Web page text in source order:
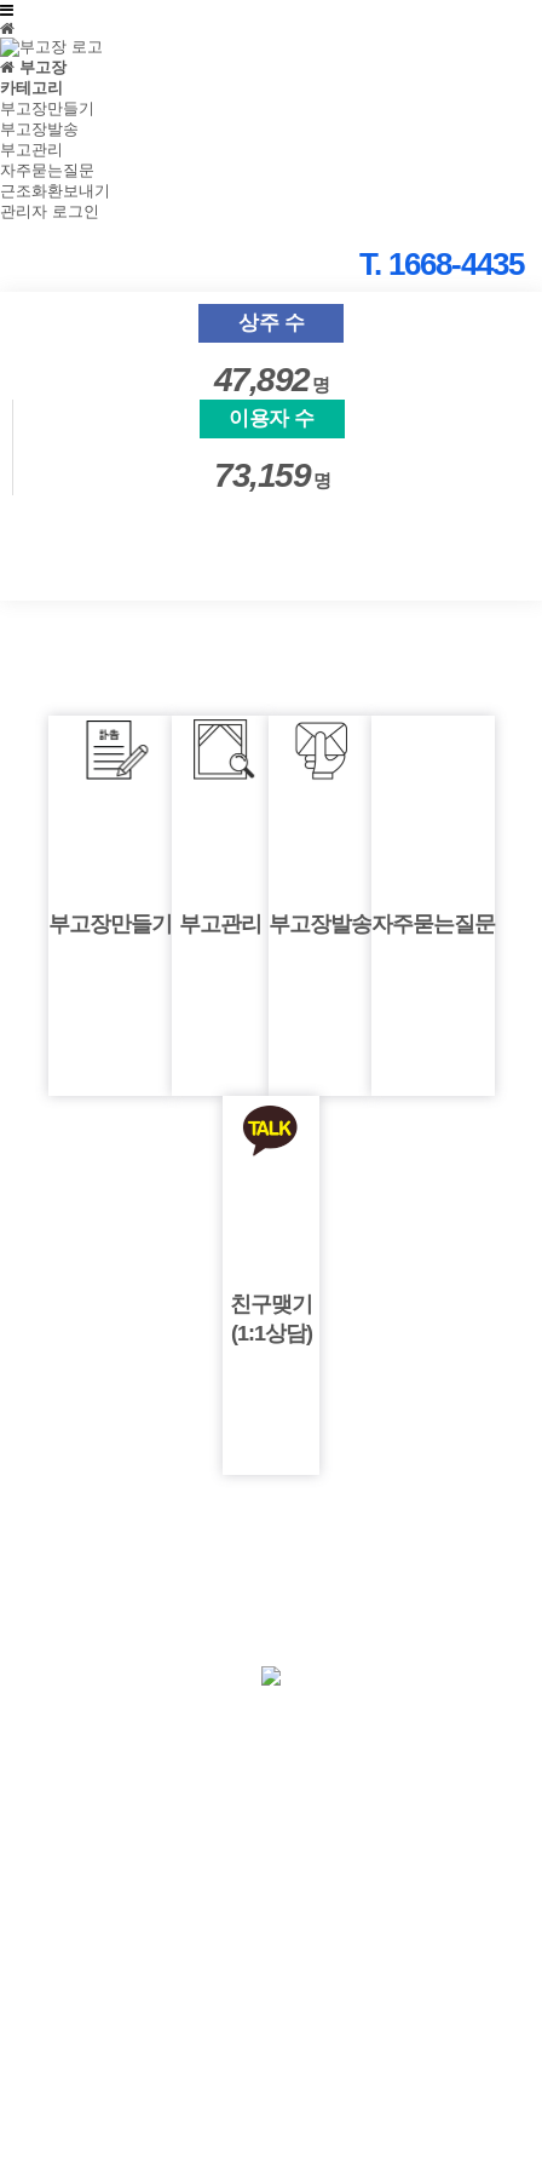
부고장
카테고리
부고장만들기
부고장발송
부고관리
자주묻는질문
근조화환보내기
관리자 로그인
T. 1668-4435
상주 수
47,892명
이용자 수
73,159명
부고장만들기 부고관리 부고장발송자주묻는질문
친구맺기
(1:1상담)